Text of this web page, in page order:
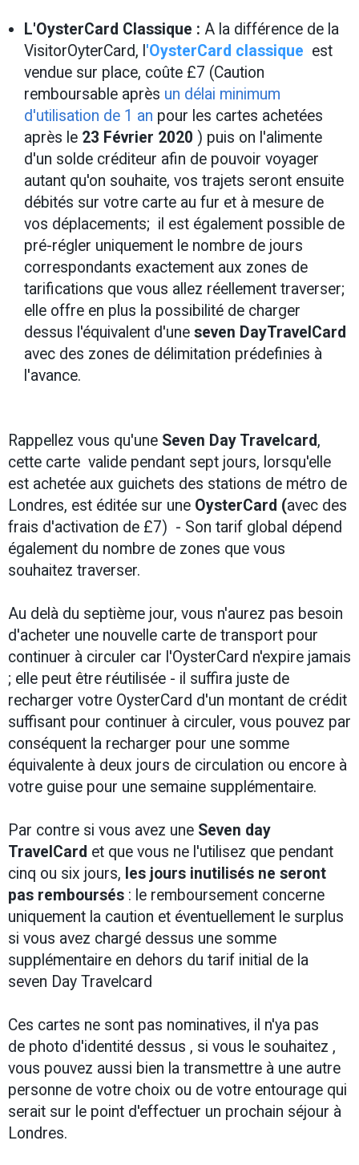
L'OysterCard Classique : A la différence de la
VisitorOyterCard, l 'OysterCard classique est
vendue sur place, coûte £7 (Caution
remboursable après un délai minimum
d'utilisation de 1 an pour les cartes achetées
après le 23 Février 2020 ) puis on l'alimente
d'un solde créditeur afin de pouvoir voyager
autant qu'on souhaite, vos trajets seront ensuite
débités sur votre carte au fur et à mesure de
vos déplacements; il est également possible de
pré-régler uniquement le nombre de jours
correspondants exactement aux zones de
tarifications que vous allez réellement traverser;
elle offre en plus la possibilité de charger
dessus l'équivalent d'une seven DayTravelCard
avec des zones de délimitation prédefinies à
l'avance.
Rappellez vous qu'une Seven Day Travelcard,
cette carte valide pendant sept jours, lorsqu'elle
est achetée aux guichets des stations de métro de
Londres, est éditée sur une OysterCard (avec des
frais d'activation de £7) - Son tarif global dépend
également du nombre de zones que vous
souhaitez traverser.
Au delà du septième jour, vous n'aurez pas besoin
d'acheter une nouvelle carte de transport pour
continuer à circuler car l'OysterCard n'expire jamais
; elle peut être réutilisée - il suffira juste de
recharger votre OysterCard d'un montant de crédit
suffisant pour continuer à circuler, vous pouvez par
conséquent la recharger pour une somme
équivalente à deux jours de circulation ou encore à
votre guise pour une semaine supplémentaire.
Par contre si vous avez une Seven day
TravelCard et que vous ne l'utilisez que pendant
cinq ou six jours, les jours inutilisés ne seront
pas remboursés : le remboursement concerne
uniquement la caution et éventuellement le surplus
si vous avez chargé dessus une somme
supplémentaire en dehors du tarif initial de la
seven Day Travelcard
Ces cartes ne sont pas nominatives, il n'ya pas
de photo d'identité dessus , si vous le souhaitez ,
vous pouvez aussi bien la transmettre à une autre
personne de votre choix ou de votre entourage qui
serait sur le point d'effectuer un prochain séjour à
Londres.